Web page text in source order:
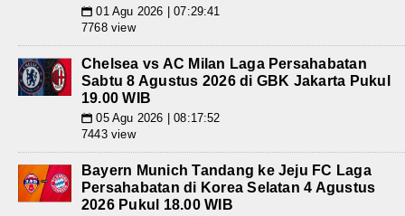
📅 01 Agu 2026 | 07:29:41
7768 view
Chelsea vs AC Milan Laga Persahabatan
Sabtu 8 Agustus 2026 di GBK Jakarta Pukul
19.00 WIB
📅 05 Agu 2026 | 08:17:52
7443 view
Bayern Munich Tandang ke Jeju FC Laga
Persahabatan di Korea Selatan 4 Agustus
2026 Pukul 18.00 WIB